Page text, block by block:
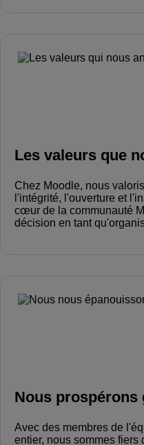
Les valeurs que
Chez Moodle, nous
l'intégrité, l'ouverture et
cœur de la communauté
décision en tant
Nous prospérons
Avec des membres de
entier, nous sommes fiers